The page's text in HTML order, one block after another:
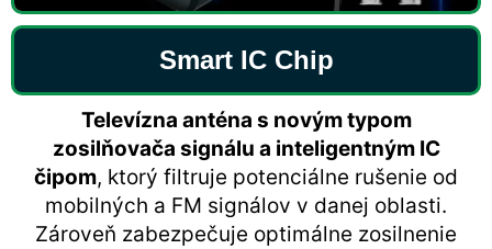
Smart IC Chip
Televízna anténa s novým typom
zosilňovača signálu a inteligentným IC
čipom, ktorý filtruje potenciálne rušenie od
mobilných a FM signálov v danej oblasti.
Zároveň zabezpečuje optimálne zosilnenie